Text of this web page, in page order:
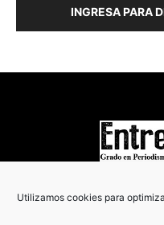
Utilizamos cookies para
INGRESA PARA